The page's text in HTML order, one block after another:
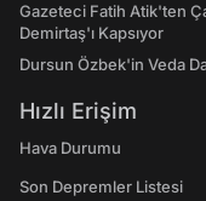
Gazeteci Fatih Atik'ten
Demirtaş'ı Kapsıyor
Dursun Özbek'in Veda
Hızlı Erişim
Hava Durumu
Son Depremler Listesi